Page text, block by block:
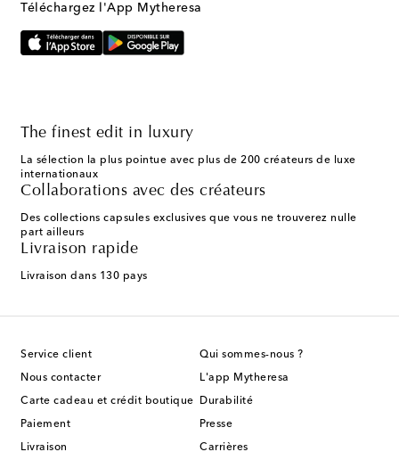
Téléchargez l'App Mytheresa
The finest edit in luxury
La sélection la plus pointue avec plus de 200 créateurs de luxe
internationaux
Collaborations avec des créateurs
Des collections capsules exclusives que vous ne trouverez nulle
part ailleurs
Livraison rapide
Livraison dans 130 pays
Service client
Nous contacter
Carte cadeau et crédit boutique
Paiement
Livraison
Qui sommes-nous ?
L'app Mytheresa
Durabilité
Presse
Carrières